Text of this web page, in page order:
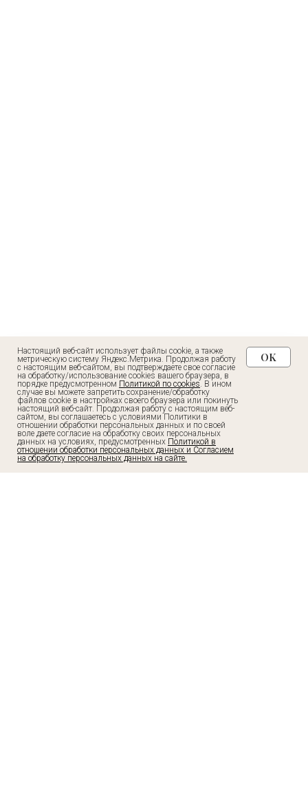
UNIQDERM
клиника косметологии в Приморском районе
Политика конфиденциальности
Анкета первичного пациента
Настоящий веб-сайт использует файлы cookie, а также
метрическую систему Яндекс.Метрика. Продолжая работу
с настоящим веб-сайтом, вы подтверждаете свое согласие
на обработку/использование cookies вашего браузера, в
порядке предусмотренном Политикой по cookies. В ином
случае вы можете запретить сохранение/обработку
файлов cookie в настройках своего браузера или покинуть
настоящий веб-сайт. Продолжая работу с настоящим веб-
сайтом, вы соглашаетесь с условиями Политики в
отношении обработки персональных данных и по своей
воле даете согласие на обработку своих персональных
данных на условиях, предусмотренных Политикой в
отношении обработки персональных данных и Согласием
на обработку персональных данных на сайте.
OK